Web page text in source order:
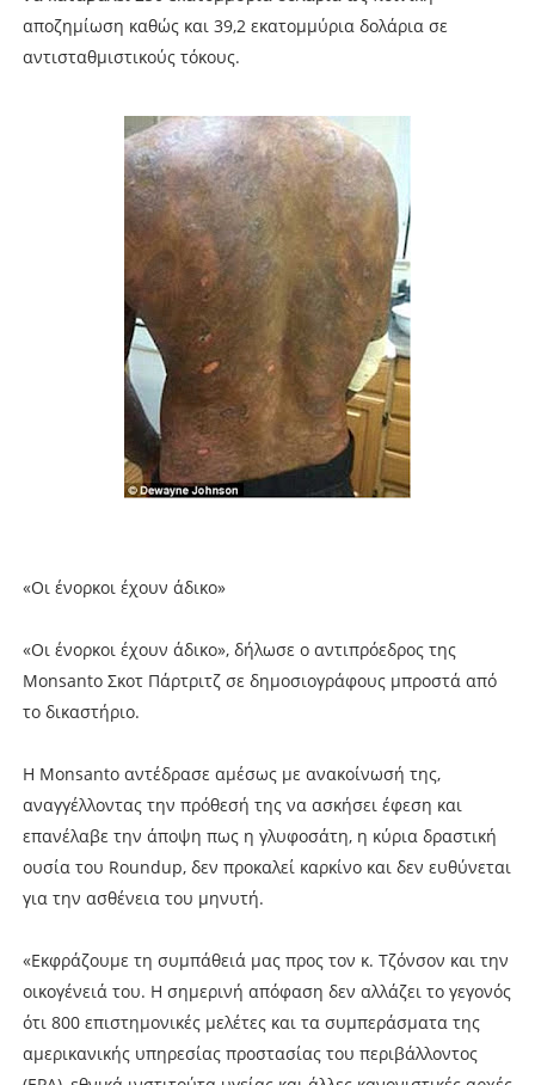
αποζημίωση καθώς και 39,2 εκατομμύρια δολάρια σε
αντισταθμιστικούς τόκους.
«Οι ένορκοι έχουν άδικο»
«Οι ένορκοι έχουν άδικο», δήλωσε ο αντιπρόεδρος της
Monsanto Σκοτ Πάρτριτζ σε δημοσιογράφους μπροστά από
το δικαστήριο.
Η Monsanto αντέδρασε αμέσως με ανακοίνωσή της,
αναγγέλλοντας την πρόθεσή της να ασκήσει έφεση και
επανέλαβε την άποψη πως η γλυφοσάτη, η κύρια δραστική
ουσία του Roundup, δεν προκαλεί καρκίνο και δεν ευθύνεται
για την ασθένεια του μηνυτή.
«Εκφράζουμε τη συμπάθειά μας προς τον κ. Τζόνσον και την
οικογένειά του. Η σημερινή απόφαση δεν αλλάζει το γεγονός
ότι 800 επιστημονικές μελέτες και τα συμπεράσματα της
αμερικανικής υπηρεσίας προστασίας του περιβάλλοντος